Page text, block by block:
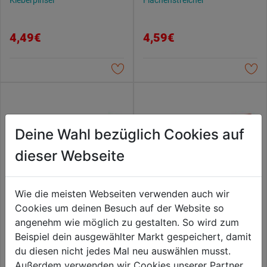
4,49€ 4,59€
Heizkörperpinsel kurz
4,59€
Flachpinsel
4,69€
Deine Wahl bezüglich Cookies auf
dieser Webseite
Wie die meisten Webseiten verwenden auch wir
Cookies um deinen Besuch auf der Website so
angenehm wie möglich zu gestalten. So wird zum
Beispiel dein ausgewählter Markt gespeichert, damit
du diesen nicht jedes Mal neu auswählen musst.